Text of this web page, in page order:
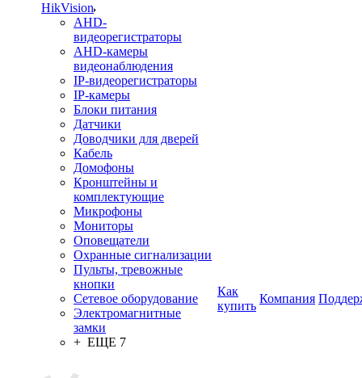
HikVision
AHD-
видеорегистраторы
AHD-камеры
видеонаблюдения
IP-видеорегистраторы
IP-камеры
Блоки питания
Датчики
Доводчики для дверей
Кабель
Домофоны
Кронштейны и
комплектующие
Микрофоны
Мониторы
Оповещатели
Охранные сигнализации
Пульты, тревожные
кнопки
Сетевое оборудование
Электромагнитные
замки
+ ЕЩЕ 7
Как
купить
Компания